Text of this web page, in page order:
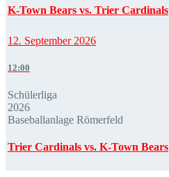
K-Town Bears vs. Trier Cardinals
12. September 2026
12:00
Schülerliga
2026
Baseballanlage Römerfeld
Trier Cardinals vs. K-Town Bears